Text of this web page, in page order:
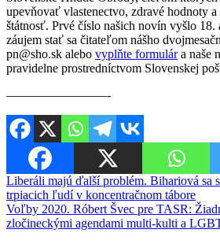
upevňovať vlastenectvo, zdravé hodnoty
štátnosť. Prvé číslo našich novín vyšlo 18.
záujem stať sa čitateľom nášho
pn@sho.sk alebo vyplňte formulára naše
pravidelne prostredníctvom Slovenskej
————————-
Navigácia
v
článku
Liberáli majú ďalší problém. Bihariová sa
trpiacich ľudí v koncentračnom tábore
Voľby 2020. Róbert Švec pre TASR:
zločineckými agendami multi-kulti a